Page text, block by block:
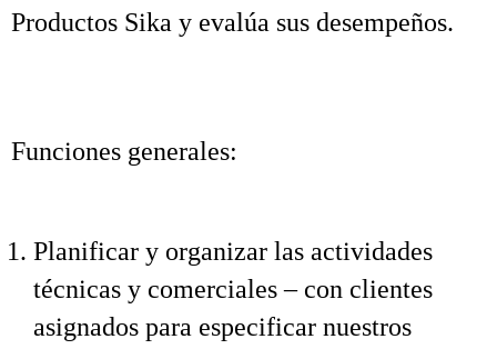
Productos Sika y evalúa sus desempeños.
Funciones generales:
Planificar y organizar las actividades
técnicas y comerciales – con clientes
asignados para especificar nuestros